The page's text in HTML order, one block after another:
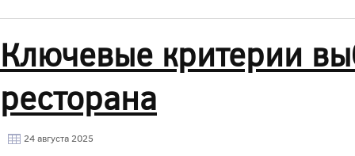
Ключевые критерии
ресторана
24 августа 2025